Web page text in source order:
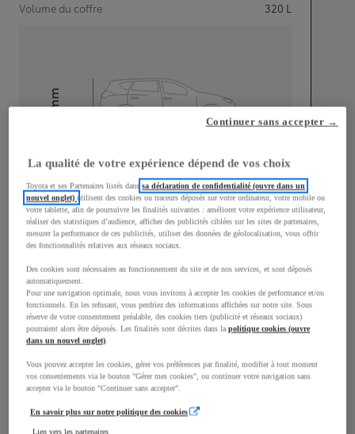
Volume du coffre
320 L
Longueur
4 180mm
mm
Consommation mixte
Consommation mixte
La qualité de votre expérience dépend de vos choix
Toyota et ses Partenaires listés danssa déclaration de confidentialité (ouvre dans un
nouvel onglet)utilisent des cookies ou traceurs déposés sur votre ordinateur, votre mobile ou
votre tablette, afin de poursuivre les finalités suivantes : améliorer votre expérience utilisateur,
réaliser des statistiques d’audience, afficher des publicités ciblées sur les sites de partenaires,
mesurer la performance de ces publicités, utiliser des données de géolocalisation, vous offrir
des fonctionnalités relatives aux réseaux sociaux.
Des cookies sont nécessaires au fonctionnement du site et de nos services, et sont déposés
automatiquement.
Pour une navigation optimale, nous vous invitons à accepter les cookies de performance et/ou
fonctionnels. En les refusant, vous perdriez des informations affichées sur notre site. Sous
réserve de votre consentement préalable, des cookies tiers (publicité et réseaux sociaux)
pourraient alors être déposés. Les finalités sont décrites dans lapolitique cookies (ouvre
dans un nouvel onglet).
Vous pouvez accepter les cookies, gérer vos préférences par finalité, modifier à tout moment
vos consentements via le bouton "Gérer mes cookies", ou continuer votre navigation sans
accepter via le bouton "Continuer sans accepter".
En savoir plus sur notre politique des cookies
Lien vers les partenaires
Continuer sans accepter →